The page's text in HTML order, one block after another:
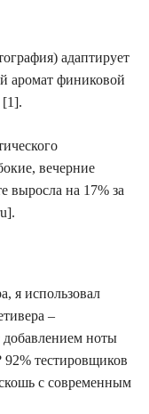
адаптирует
аромат финиковой
[1].
вечерние
выросла на 17% за
я использовал
–
добавлением ноты
92% тестировщиков
с современным